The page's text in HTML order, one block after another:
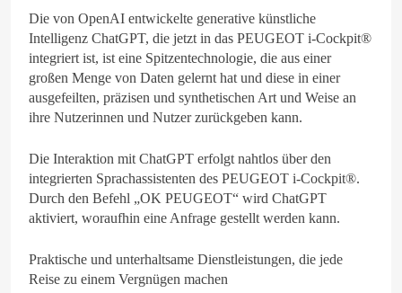
Die von OpenAI entwickelte generative künstliche
Intelligenz ChatGPT, die jetzt in das PEUGEOT i-Cockpit®
integriert ist, ist eine Spitzentechnologie, die aus einer
großen Menge von Daten gelernt hat und diese in einer
ausgefeilten, präzisen und synthetischen Art und Weise an
ihre Nutzerinnen und Nutzer zurückgeben kann.
Die Interaktion mit ChatGPT erfolgt nahtlos über den
integrierten Sprachassistenten des PEUGEOT i-Cockpit®.
Durch den Befehl „OK PEUGEOT“ wird ChatGPT
aktiviert, woraufhin eine Anfrage gestellt werden kann.
Praktische und unterhaltsame Dienstleistungen, die jede
Reise zu einem Vergnügen machen